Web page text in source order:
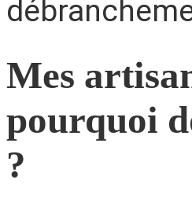
Mes
pourquoi
?